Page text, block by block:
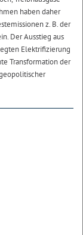
haben daher
z. B. der
Der Ausstieg aus
Elektrifizierung
Transformation der